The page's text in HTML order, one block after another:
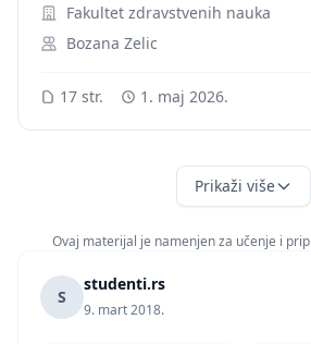
Fakultet zdravstvenih nauka
Bozana Zelic
17 str. 1. maj 2026.
Prikaži više
Ovaj materijal je namenjen za učenje i
S
studenti.rs
9. mart 2018.